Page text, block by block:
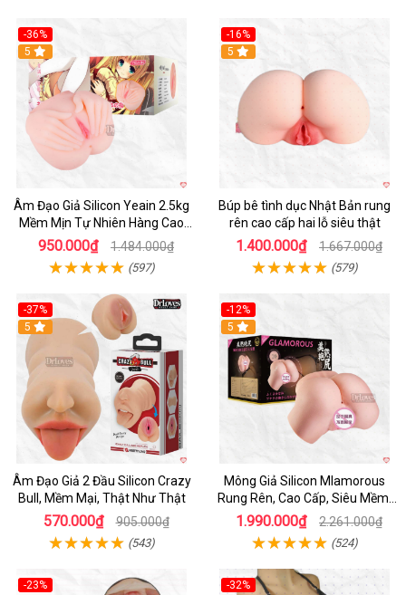
-36%
Hot
5
Âm Đạo Giả Silicon Yeain 2.5kg
Mềm Mịn Tự Nhiên Hàng Cao
Cấp
950.000₫ 1.484.000₫
(597)
-16%
Hot
5
Búp bê tình dục Nhật Bản rung
rên cao cấp hai lỗ siêu thật
1.400.000₫ 1.667.000₫
(579)
-37%
Hot
5
Âm Đạo Giả 2 Đầu Silicon Crazy
Bull, Mềm Mại, Thật Như Thật
570.000₫ 905.000₫
(543)
-12%
Hot
5
Mông Giả Silicon Mlamorous
Rung Rên, Cao Cấp, Siêu Mềm,
Hót
1.990.000₫ 2.261.000₫
(524)
-23%
-32%